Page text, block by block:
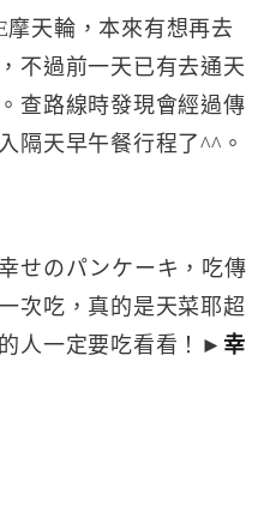
摩天輪，本來有想再去
不過前一天已有去通天
查路線時發現會經過傳
隔天早午餐行程了^^。
せのパンケーキ，吃傳
次吃，真的是天菜耶超
人一定要吃看看！► 幸